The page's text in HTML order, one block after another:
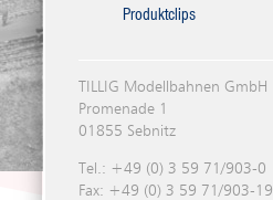
Produktclips
TILLIG Modellbahnen GmbH
Promenade 1
01855 Sebnitz
Tel.: +49 (0) 3 59 71/903-0
Fax: +49 (0) 3 59 71/903-19